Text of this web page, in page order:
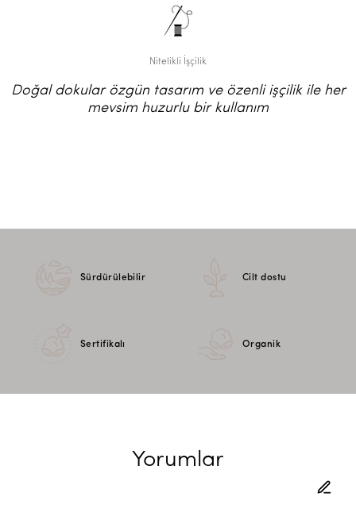
Nitelikli İşçilik
Doğal dokular özgün tasarım ve özenli işçilik ile her
mevsim huzurlu bir kullanım
Sürdürülebilir Cilt dostu
Sertifikalı Organik
Yorumlar